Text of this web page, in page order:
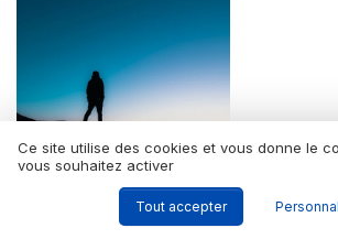
07/07/2025
Ce site utilise des cookies et vous donne le
vous souhaitez activer
Tout accepter